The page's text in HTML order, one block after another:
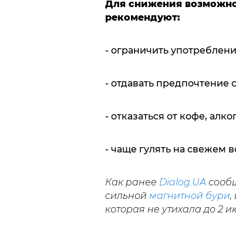
Для снижения
рекомендуют:
- ограничить
- отдавать
- отказаться от кофе,
- чаще гулять на свежем
Как ранее Dialog.UA
сильной магнитной бури,
которая не утихала до 2